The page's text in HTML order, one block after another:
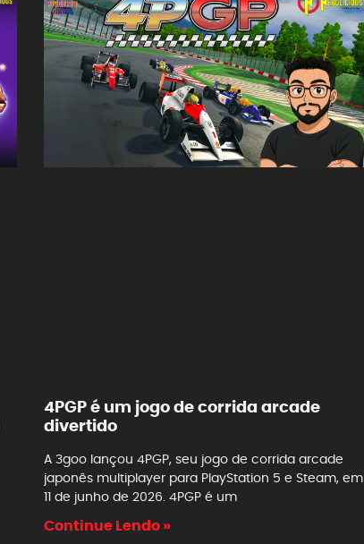
4PGP é um jogo de corrida arcade
divertido
A 3goo lançou 4PGP, seu jogo de corrida arcade
japonês multiplayer para PlayStation 5 e Steam, em
11 de junho de 2026. 4PGP é um
Continue Lendo »